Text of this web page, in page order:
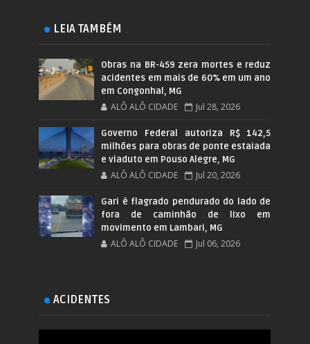
LEIA TAMBÉM
Obras na BR-459 zera mortes e reduz
acidentes em mais de 60% em um ano
em Congonhal, MG
ALÔ ALÔ CIDADE Jul 28, 2026
Governo Federal autoriza R$ 142,5
milhões para obras de ponte estaiada
e viaduto em Pouso Alegre, MG
ALÔ ALÔ CIDADE Jul 20, 2026
Gari é flagrado pendurado do lado de
fora de caminhão de lixo em
movimento em Lambari, MG
ALÔ ALÔ CIDADE Jul 06, 2026
ACIDENTES